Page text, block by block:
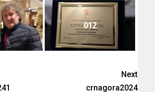
012
Next
crnagora2024